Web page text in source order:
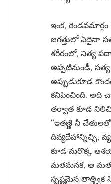
ఇంక,
జగత్తులో ఏదైనా
శరీరంలో, నిత్య
అప్పటినుండీ, సత్య
అప్పుడుకూడ
కనిపించింది. అది
తర్వాత కూడ నిలిచి
“ఇతణ్ణి నీ
దివ్యదేహాన్నిచ్చి,
కూడ మరొక్క
మతమనక, ఆ
స్పష్టమైన